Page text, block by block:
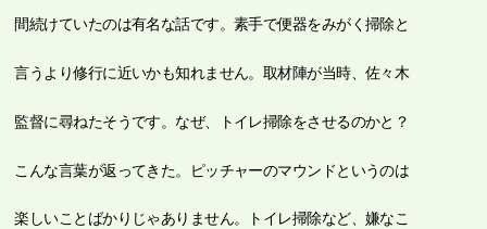
間続けていたのは有名な話です。素手で便器をみがく掃除と
言うより修行に近いかも知れません。取材陣が当時、佐々木
監督に尋ねたそうです。なぜ、トイレ掃除をさせるのかと？
こんな言葉が返ってきた。ピッチャーのマウンドというのは
楽しいことばかりじゃありません。トイレ掃除など、嫌なこ